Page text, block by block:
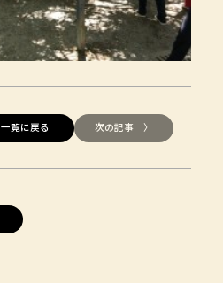
一覧に戻る 次の記事 〉